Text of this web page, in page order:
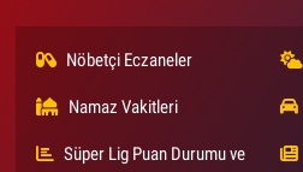
Nöbetçi Eczaneler
Namaz Vakitleri
Süper Lig Puan Durumu ve